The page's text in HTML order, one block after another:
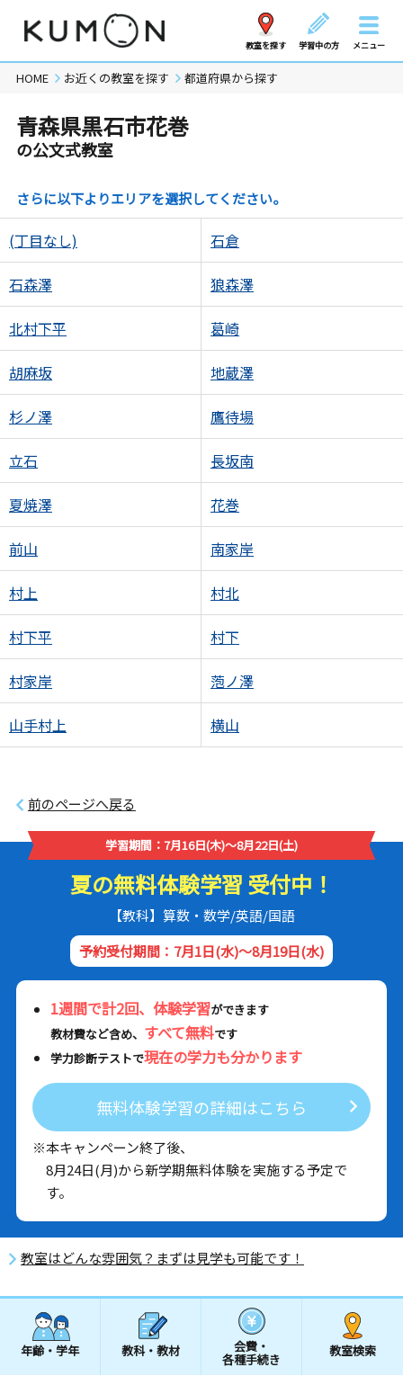
教室を探す 学習中の方 メニュー
HOME お近くの教室を探す 都道府県から探す
青森県黒石市花巻
の公文式教室
さらに以下よりエリアを選択してください。
(丁目なし) 石倉
石森澤 狼森澤
北村下平 葛崎
胡麻坂 地蔵澤
杉ノ澤 鷹待場
立石 長坂南
夏焼澤 花巻
前山 南家岸
村上 村北
村下平 村下
村家岸 萢ノ澤
山手村上 横山
前のページへ戻る
学習期間：7月16日(木)～8月22日(土)
夏の無料体験学習 受付中！
【教科】算数・数学/英語/国語
予約受付期間：7月1日(水)～8月19日(水)
1週間で計2回、体験学習ができます
教材費など含め、 すべて無料です
学力診断テストで現在の学力も分かります
無料体験学習の詳細はこちら
※本キャンペーン終了後、
8月24日(月)から新学期無料体験を実施する予定で
す。
教室はどんな雰囲気？まずは見学も可能です！
年齢・学年 教科・教材 会費・
各種手続き
教室検索